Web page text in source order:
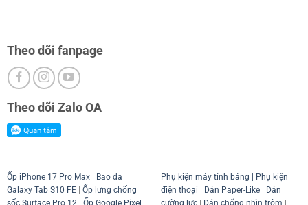
Theo dõi fanpage
Theo dõi Zalo OA
Ốp iPhone 17 Pro Max|
Bao da
Galaxy Tab S10 FE| Ốp lưng chống
sốc Surface Pro 12
Ốp Google Pixel
Phụ kiện máy tính bảng
Phụ kiện
điện thoại | Dán Paper-Like|
Dán
cường lực| Dán chống nhìn trộm